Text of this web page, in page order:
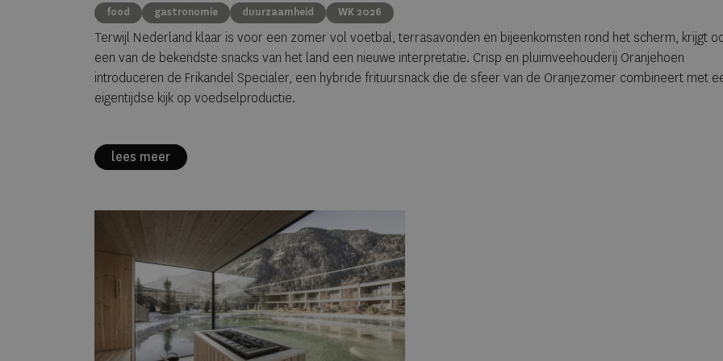
foodtrend
food gastronomie duurzaamheid WK 2026
Terwijl Nederland klaar is voor een zomer vol voetbal, terrasavonden en bijeenkomsten rond het scherm, krijgt
een van de bekendste snacks van het land een nieuwe interpretatie. Crisp en pluimveehouderij Oranjehoen
introduceren de Frikandel Specialer, een hybride frituursnack die de sfeer van de Oranjezomer combineert met
eigentijdse kijk op voedselproductie.
lees meer